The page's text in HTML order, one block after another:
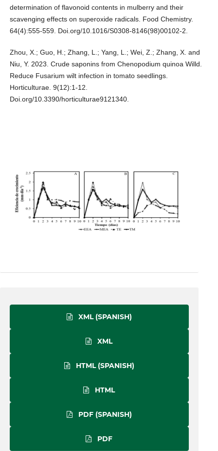
determination of flavonoid contents in mulberry and their
scavenging effects on superoxide radicals. Food Chemistry.
64(4):555-559. Doi.org/10.1016/S0308-8146(98)00102-2.
Zhou, X.; Guo, H.; Zhang, L.; Yang, L.; Wei, Z.; Zhang, X. and
Niu, Y. 2023. Crude saponins from Chenopodium quinoa Willd.
Reduce Fusarium wilt infection in tomato seedlings.
Horticulturae. 9(12):1-12.
Doi.org/10.3390/horticulturae9121340.
XML (SPANISH)
XML
HTML (SPANISH)
HTML
PDF (SPANISH)
PDF